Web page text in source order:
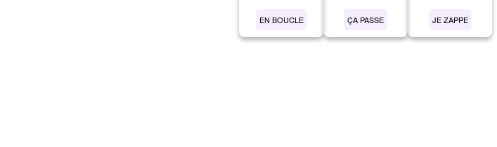
EN BOUCLE ÇA PASSE JE ZAPPE